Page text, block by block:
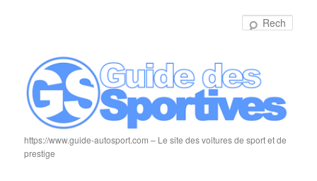
https://www.guide-autosport.com – Le site des voitures de sport et de
prestige